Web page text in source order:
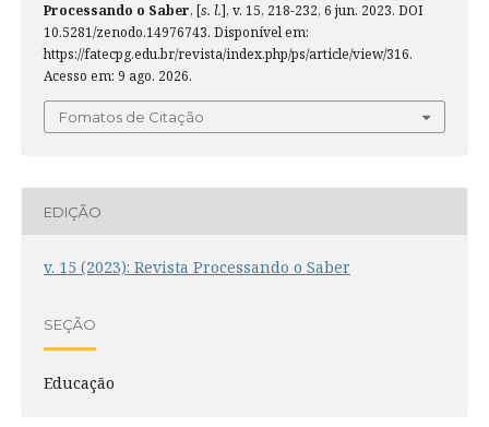
Processando o Saber, [s. l.], v. 15, 218-232, 6 jun. 2023. DOI
10.5281/zenodo.14976743. Disponível em:
https://fatecpg.edu.br/revista/index.php/ps/article/view/316.
Acesso em: 9 ago. 2026.
Fomatos de Citação
EDIÇÃO
v. 15 (2023): Revista Processando o Saber
SEÇÃO
Educação